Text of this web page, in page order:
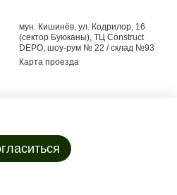
мун. Кишинёв, ул. Кодрилор, 16
(сектор Буюканы), ТЦ Construct
DEPO, шоу-рум № 22 / склад №93
Карта проезда